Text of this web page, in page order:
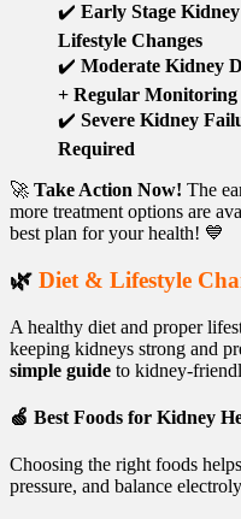
✔️ Early Stage Kidney
Lifestyle Changes
✔️ Moderate Kidney
+ Regular Monitoring
✔️ Severe Kidney
Required
🚀 Take Action Now! The
more treatment options are
best plan for your health! 💙
🌿 Diet & Lifestyle
A healthy diet and proper
keeping kidneys strong and
simple guide to kidney-
🍏 Best Foods for Kidney
Choosing the right foods
pressure, and balance